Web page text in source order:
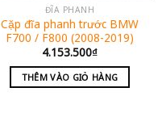
ĐĨA PHANH
Cặp đĩa phanh trước BMW
F700 / F800 (2008-2019)
4.153.500₫
THÊM VÀO GIỎ HÀNG